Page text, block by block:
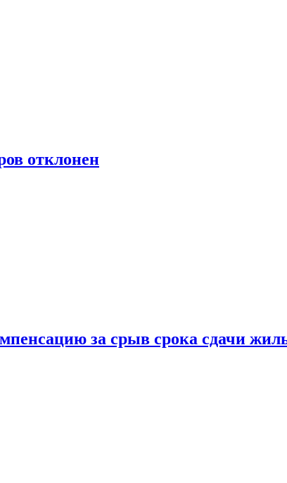
отклонен
за срыв срока сдачи